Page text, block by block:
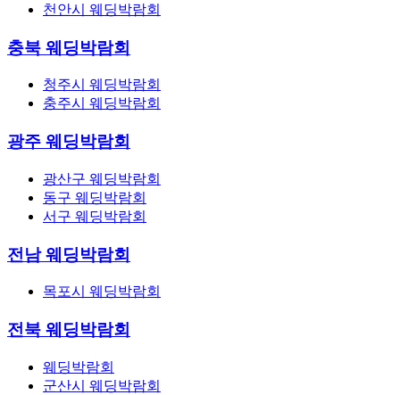
천안시 웨딩박람회
충북 웨딩박람회
청주시 웨딩박람회
충주시 웨딩박람회
광주 웨딩박람회
광산구 웨딩박람회
동구 웨딩박람회
서구 웨딩박람회
전남 웨딩박람회
목포시 웨딩박람회
전북 웨딩박람회
웨딩박람회
군산시 웨딩박람회